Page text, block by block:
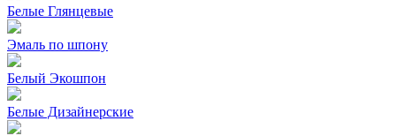
Белые Глянцевые
Эмаль по шпону
Белый Экошпон
Белые Дизайнерские